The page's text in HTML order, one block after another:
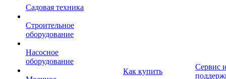
Садовая техника
Строительное
оборудование
Насосное
оборудование
Как купить
Сервис